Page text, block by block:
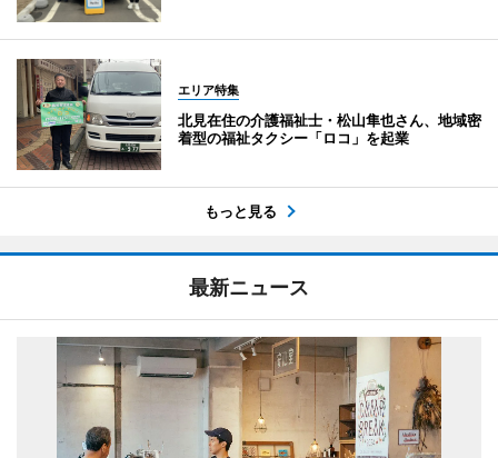
エリア特集
北見在住の介護福祉士・松山隼也さん、地域密
着型の福祉タクシー「ロコ」を起業
もっと見る
最新ニュース